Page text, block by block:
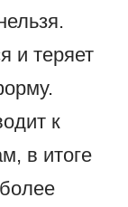
и теряет
к
в итоге